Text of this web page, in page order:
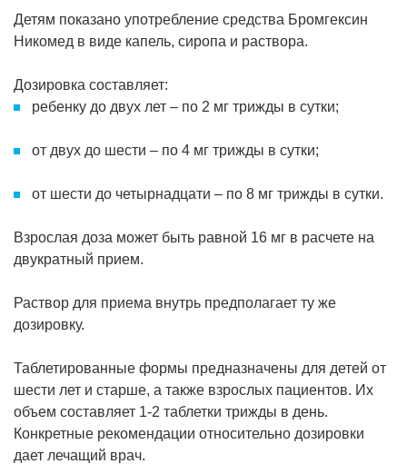
Детям показано употребление средства Бромгексин
Никомед в виде капель, сиропа и раствора.
Дозировка составляет:
ребенку до двух лет – по 2 мг трижды в сутки;
от двух до шести – по 4 мг трижды в сутки;
от шести до четырнадцати – по 8 мг трижды в сутки.
Взрослая доза может быть равной 16 мг в расчете на
двукратный прием.
Раствор для приема внутрь предполагает ту же
дозировку.
Таблетированные формы предназначены для детей от
шести лет и старше, а также взрослых пациентов. Их
объем составляет 1-2 таблетки трижды в день.
Конкретные рекомендации относительно дозировки
дает лечащий врач.